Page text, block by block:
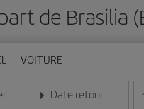
de Brasilia
VOITURE
au format jour/mois/année
Date retour
Entrez la date au format 1